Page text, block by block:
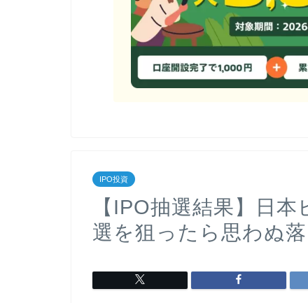
IPO投資
【IPO抽選結果】日
選を狙ったら思わぬ